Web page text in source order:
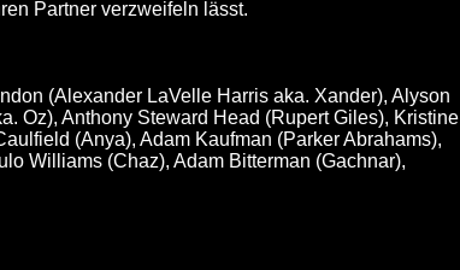
Partner verzweifeln lässt.
(Alexander LaVelle Harris aka. Xander), Alyson
Oz), Anthony Steward Head (Rupert Giles), Kristine
(Anya), Adam Kaufman (Parker Abrahams),
Williams (Chaz), Adam Bitterman (Gachnar),